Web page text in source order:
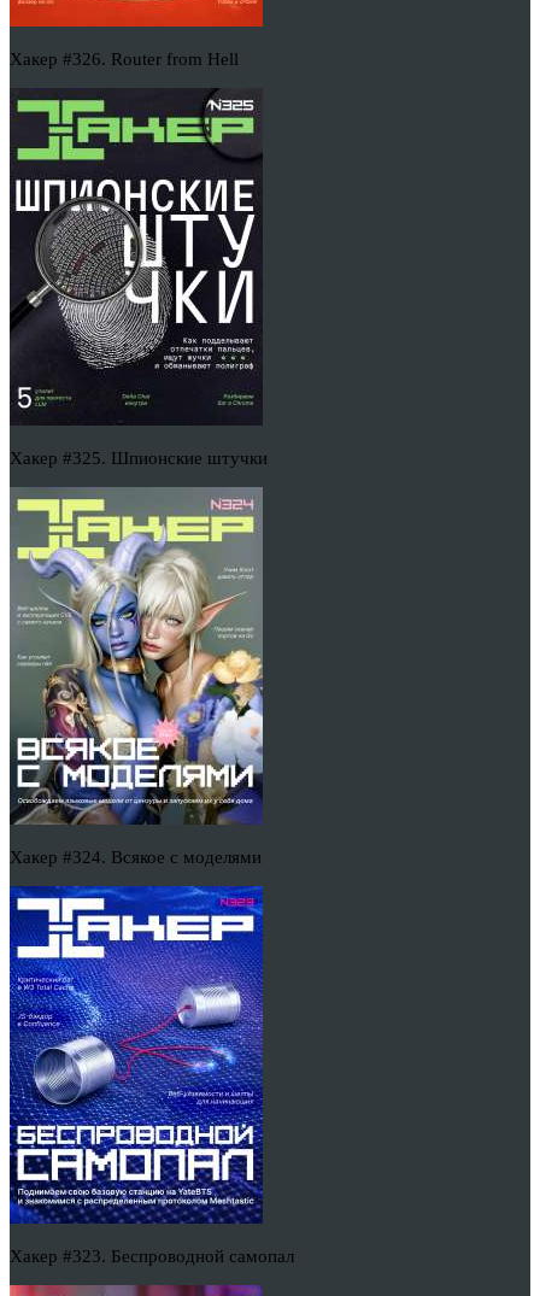
Хакер #326. Router from Hell
Хакер #325. Шпионские штучки
Хакер #324. Всякое с моделями
Хакер #323. Беспроводной самопал